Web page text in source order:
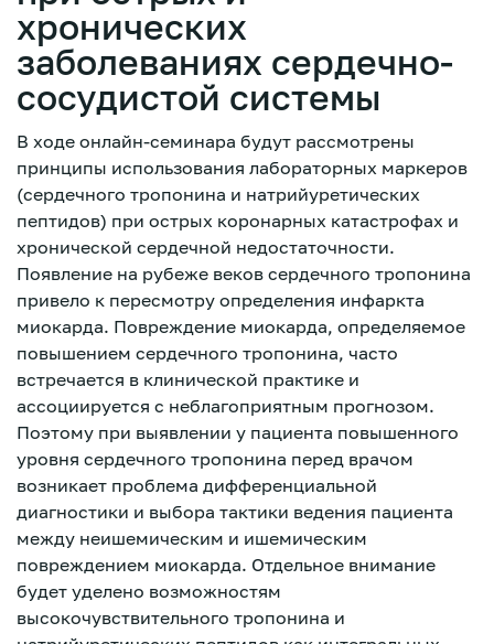
Зарегистрироваться
хронических
заболеваниях сердечно-
сосудистой системы
В ходе онлайн-семинара будут рассмотрены
принципы использования лабораторных маркеров
(сердечного тропонина и натрийуретических
пептидов) при острых коронарных катастрофах и
хронической сердечной недостаточности.
Появление на рубеже веков сердечного тропонина
привело к пересмотру определения инфаркта
миокарда. Повреждение миокарда, определяемое
повышением сердечного тропонина, часто
встречается в клинической практике и
ассоциируется с неблагоприятным прогнозом.
Поэтому при выявлении у пациента повышенного
уровня сердечного тропонина перед врачом
возникает проблема дифференциальной
диагностики и выбора тактики ведения пациента
между неишемическим и ишемическим
повреждением миокарда. Отдельное внимание
будет уделено возможностям
высокочувствительного тропонина и